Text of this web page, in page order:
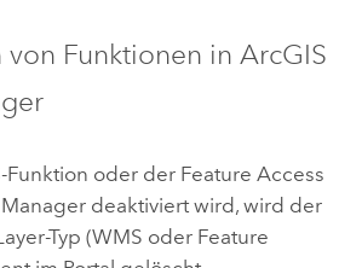
von Funktionen in ArcGIS
Funktion oder der Feature Access
deaktiviert wird, wird der
Typ (WMS oder Feature